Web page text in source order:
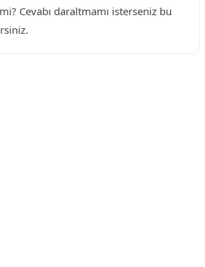
Cevabı daraltmamı isterseniz bu